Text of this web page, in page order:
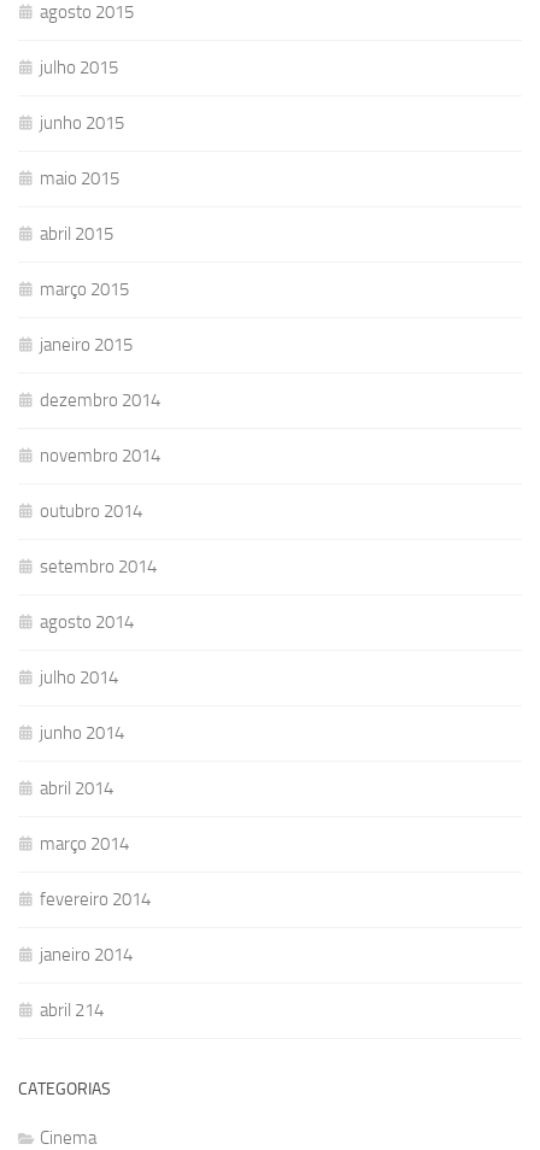
agosto 2015
julho 2015
junho 2015
maio 2015
abril 2015
março 2015
janeiro 2015
dezembro 2014
novembro 2014
outubro 2014
setembro 2014
agosto 2014
julho 2014
junho 2014
abril 2014
março 2014
fevereiro 2014
janeiro 2014
abril 214
CATEGORIAS
Cinema